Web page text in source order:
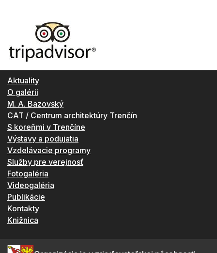
Aktuality
O galérii
M. A. Bazovský
CAT / Centrum architektúry Trenčín
S koreňmi v Trenčíne
Výstavy a podujatia
Vzdelávacie programy
Služby pre verejnosť
Fotogaléria
Videogaléria
Publikácie
Kontakty
Knižnica